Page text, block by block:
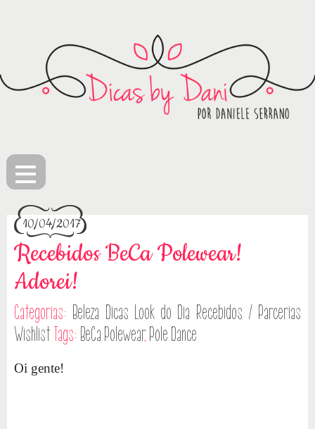
≡
10/04/2017
Recebidos BeCa Polewear!
Adorei!
Categorias: Beleza Dicas Look do Dia Recebidos / Parcerias
Wishlist Tags: BeCa Polewear,Pole Dance
Oi gente!